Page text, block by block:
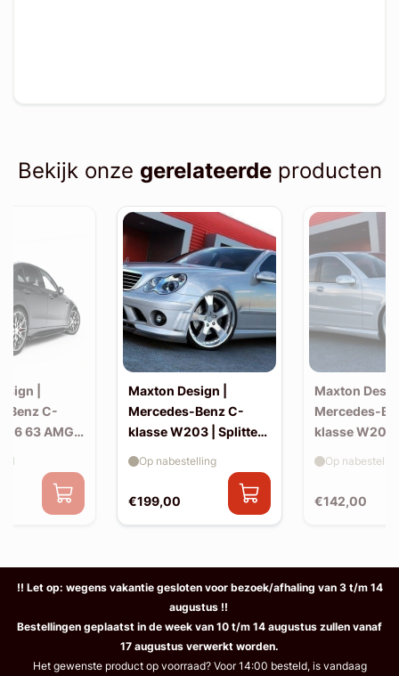
Bekijk onze gerelateerdeproducten
|
Benz C-
63 AMG |
Maxton Design |
Mercedes-Benz C-
klasse W203 | Splitter
bumper)
€199,00
Op nabestelling
Maxton
Mercedes-
klasse W203
€142,00
Op
!! Let op: wegens vakantie gesloten voor bezoek/afhaling van 3 t/m 14
augustus !!
Bestellingen geplaatst in de week van 10 t/m 14 augustus zullen vanaf
17 augustus verwerkt worden.
Het gewenste product op voorraad? Voor 14:00 besteld, is vandaag